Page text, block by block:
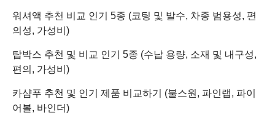
워셔액 추천 비교 인기 5종 (코팅 및 발수, 차종 범용성, 편
의성, 가성비)
탑박스 추천 및 비교 인기 5종 (수납 용량, 소재 및 내구성,
편의, 가성비)
카샴푸 추천 및 인기 제품 비교하기 (불스원, 파인랩, 파이
어볼, 바인더)